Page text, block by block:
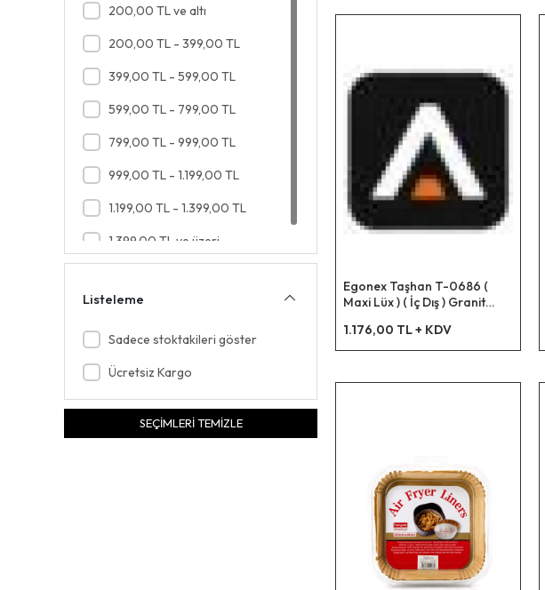
TAŞHAN
YAKUT
200,00 TL ve altı
200,00 TL - 399,00 TL
399,00 TL - 599,00 TL
599,00 TL - 799,00 TL
799,00 TL - 999,00 TL
999,00 TL - 1.199,00 TL
1.199,00 TL - 1.399,00 TL
1.399,00 TL ve üzeri
Listeleme
Sadece stoktakileri göster
Ücretsiz Kargo
SEÇİMLERİ TEMİZLE
Egonex Taşhan T-0686 (
Maxi Lüx ) ( İç Dış ) Granit
1.176,00 TL + KDV